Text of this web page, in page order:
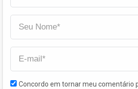
Concordo em tornar meu comentário